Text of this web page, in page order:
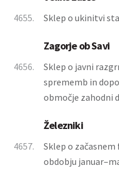
4655. Sklep o ukinitvi
Zagorje ob Savi
4656.
Sklep o javni
sprememb in
območje zahodni
Železniki
4657.
Sklep o
obdobju